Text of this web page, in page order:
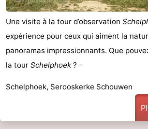
Monuments
-
Moulins
-
Points
de
Attractions
-
Une visite à la tour d’observation
expérience pour ceux qui aiment la
panoramas impressionnants. Que
la tour Schelphoek ? -
Schelphoek, Serooskerke Schouwen